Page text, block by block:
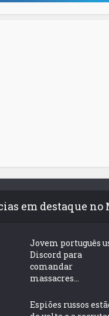
em destaque no
Jovem português
Discord para
comandar
massacres...
Espiões russos